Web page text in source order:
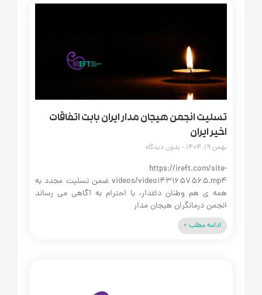
تسلیت انجمن هیجان مدار ایران بابت اتفاقات
اخیر ایران
بدون دیدگاه
https://ireft.com/site-
videos/video1431657565.mp4 ضمن تسلیت مجدد به
همه‌ ی هم‌ وطنان داغدار، با احترام به آگاهی می‌ رساند
انجمن درمانگران هیجان‌ مدار
ادامه مطلب »